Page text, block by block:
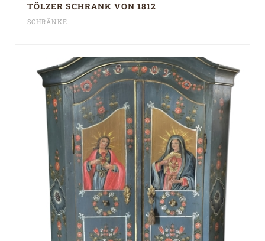
TÖLZER SCHRANK VON 1812
SCHRÄNKE